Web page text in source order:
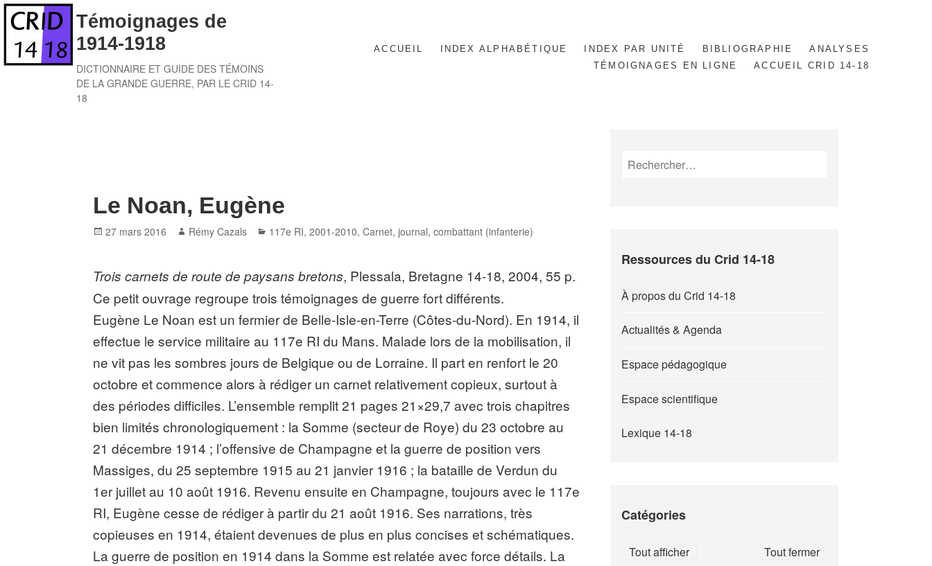
Skip
content
Témoignages de
1914-1918
DICTIONNAIRE ET GUIDE DES TÉMOINS
DE LA GRANDE GUERRE, PAR LE CRID 14-
18
ACCUEIL INDEX ALPHABÉTIQUE INDEX PAR UNITÉ BIBLIOGRAPHIE
ANALYSES
TÉMOIGNAGES EN LIGNE
ACCUEIL CRID 14-18
Le Noan, Eugène
Posted
27 mars 2016 Author
Rémy Cazals Categories
117e RI,2001-2010,Carnet, journal,combattant (infanterie)
Trois carnets de route de paysans bretons, Plessala, Bretagne 14-18, 2004, 55 p.
Ce petit ouvrage regroupe trois témoignages de guerre fort différents.
Eugène Le Noan est un fermier de Belle-Isle-en-Terre (Côtes-du-Nord). En 1914, il
effectue le service militaire au 117e RI du Mans. Malade lors de la mobilisation, il
ne vit pas les sombres jours de Belgique ou de Lorraine. Il part en renfort le 20
octobre et commence alors à rédiger un carnet relativement copieux, surtout à
des périodes difficiles. L’ensemble remplit 21 pages 21×29,7 avec trois chapitres
bien limités chronologiquement : la Somme (secteur de Roye) du 23 octobre au
21 décembre 1914 ; l’offensive de Champagne et la guerre de position vers
Massiges, du 25 septembre 1915 au 21 janvier 1916 ; la bataille de Verdun du
1er juillet au 10 août 1916. Revenu ensuite en Champagne, toujours avec le 117e
RI, Eugène cesse de rédiger à partir du 21 août 1916. Ses narrations, très
copieuses en 1914, étaient devenues de plus en plus concises et schématiques.
La guerre de position en 1914 dans la Somme est relatée avec force détails. La
Rechercher :
Ressources du Crid 14-18
À propos du Crid 14-18
Actualités & Agenda
Espace pédagogique
Espace scientifique
Lexique 14-18
Catégories
Tout fermer
Tout afficher